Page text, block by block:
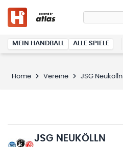
MEIN HANDBALL ALLE SPIELE
Home Vereine JSG Neukölln
JSG NEUKÖLLN